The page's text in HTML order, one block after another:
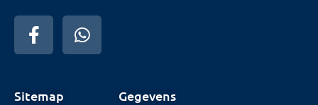
Sitemap Gegevens